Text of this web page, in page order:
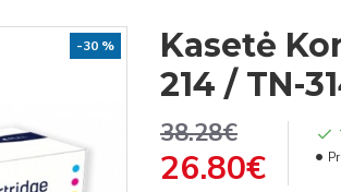
-30 %
Kasetė
214 / TN-
38.28€
26.80€